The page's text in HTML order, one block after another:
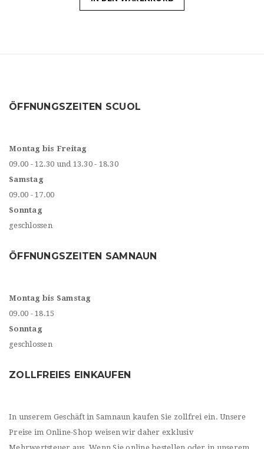
ÖFFNUNGSZEITEN SCUOL
Montag bis Freitag
09.00 - 12.30 und 13.30 - 18.30
Samstag
09.00 - 17.00
Sonntag
geschlossen
ÖFFNUNGSZEITEN SAMNAUN
Montag bis Samstag
09.00 - 18.15
Sonntag
geschlossen
ZOLLFREIES EINKAUFEN
In unserem Geschäft in Samnaun kaufen Sie zollfrei ein. Unsere
Preise im Online-Shop weisen wir daher exklusiv